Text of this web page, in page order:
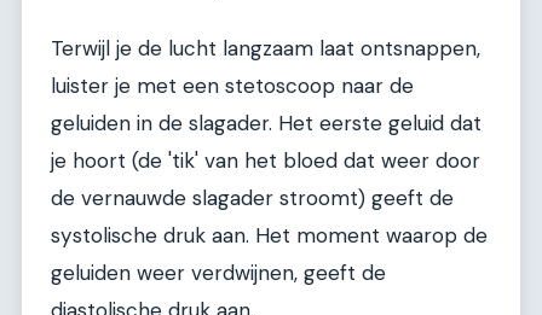
Terwijl je de lucht langzaam laat ontsnappen,
luister je met een stetoscoop naar de
geluiden in de slagader. Het eerste geluid dat
je hoort (de 'tik' van het bloed dat weer door
de vernauwde slagader stroomt) geeft de
systolische druk aan. Het moment waarop de
geluiden weer verdwijnen, geeft de